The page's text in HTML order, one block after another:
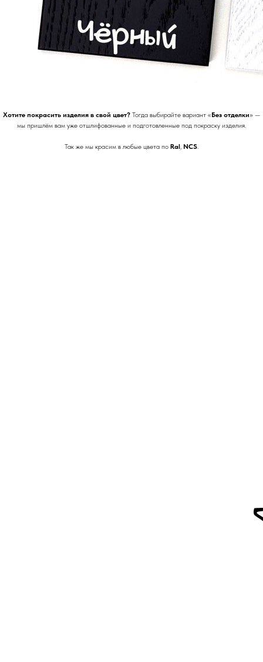
Хотите покрасить изделия в свой цвет? Тогда выбирайте вариант «Без отделки» —
мы пришлём вам уже отшлифованные и подготовленные под покраску изделия.
Так же мы красим в любые цвета по Ral NCS